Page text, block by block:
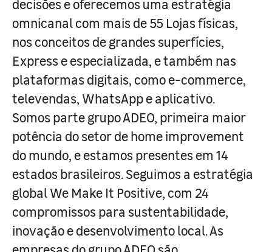
decisões e oferecemos uma estratégia
omnicanal com mais de 55 Lojas físicas,
nos conceitos de grandes superfícies,
Express e especializada, e também nas
plataformas digitais, como e-commerce,
televendas, WhatsApp e aplicativo.
Somos parte grupo ADEO, primeira maior
potência do setor de home improvement
do mundo, e estamos presentes em 14
estados brasileiros. Seguimos a estratégia
global We Make It Positive, com 24
compromissos para sustentabilidade,
inovação e desenvolvimento local. As